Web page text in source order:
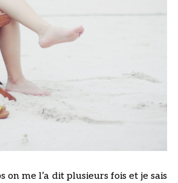
on me l’a dit plusieurs fois et je sais